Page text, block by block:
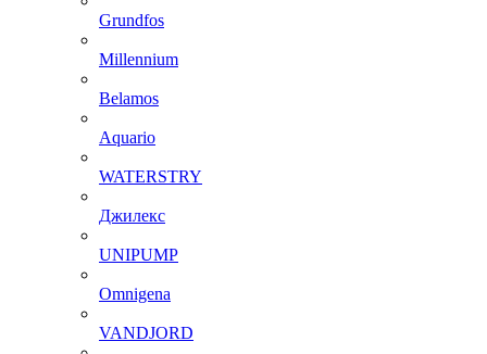
Grundfos
Millennium
Belamos
Aquario
WATERSTRY
Джилекс
UNIPUMP
Omnigena
VANDJORD